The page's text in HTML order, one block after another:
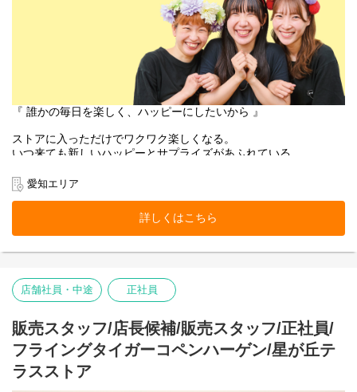
『 誰かの毎日を楽しく、ハッピーにしたいから 』
ストアに入っただけでワクワク楽しくなる。
いつ来ても新しいハッピーとサプライズがあふれている。
働くスタッフ自身がブランドのファンで、商品を愛しているか
ら。
そして売り場づくりを伸び伸び楽しめるカルチャーがあるから。
お客様だけでなく、スタッフも自然に笑顔になれるのが
Flying Tiger Copenhagenという場所です。
イオンモール豊川ストアで、私たちのチームの一員になりません
か。
■お店の雰囲気はブログでご覧いただけます！
https://blog.jp.flyingtiger.com/brand/flying-tiger-
copenhagen/shop/nagoyasakae
愛知エリア
詳しくはこちら
店舗社員・中途 正社員
販売スタッフ/店長候補/販売スタッフ/正社員/
フライングタイガーコペンハーゲン/星が丘テ
ラスストア